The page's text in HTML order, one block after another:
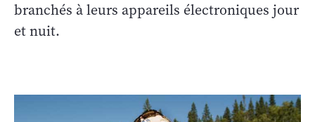
branchés à leurs appareils électroniques jour
et nuit.